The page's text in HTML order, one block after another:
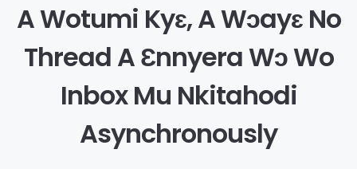
A Wotumi Kyɛ, A Wɔayɛ No
Thread A Ɛnnyera Wɔ Wo
Inbox Mu Nkitahodi
Asynchronously